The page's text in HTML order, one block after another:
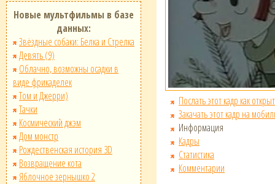
Новые мультфильмы в базе
данных:
Звёздные собаки: Белка и Стрелка
Девять (9)
Облачно, возможны осадки в
виде фрикаделек
Том и Джерри)
Тачки
Космический джэм
Дом монстр
Рождественская история 3D
Возвращение кота
Яблочное зернышко 2
Послать этот кадр как
Закачать этот кадр на
Информация
Кадры
Статистика
Комментарии